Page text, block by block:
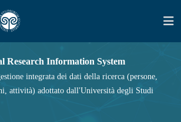
Research Information System
integrata dei dati della ricerca (persone,
attività) adottato dall'Università degli Studi